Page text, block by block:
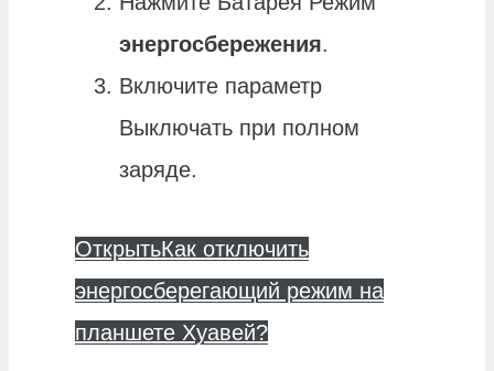
энергосбережения.
Включите параметр
Выключать при полном
заряде.
ОткрытьКак отключить
энергосберегающий режим на
планшете Хуавей?